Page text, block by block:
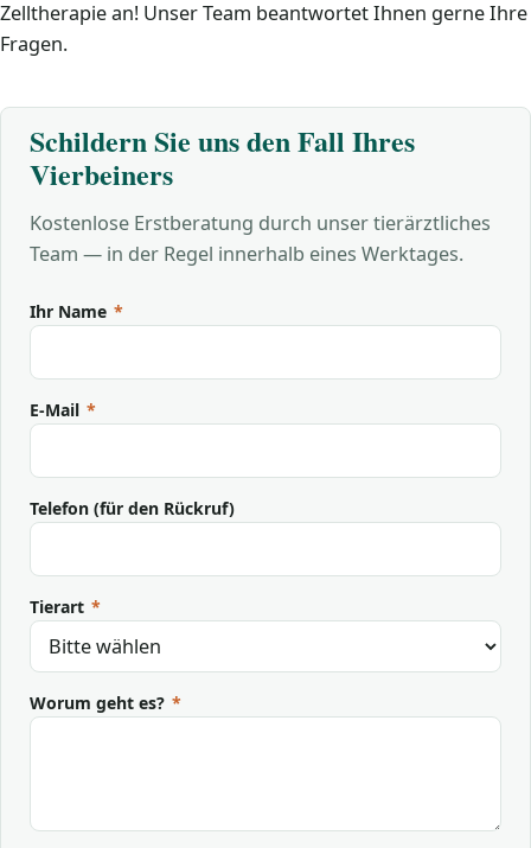
Zelltherapie an! Unser Team beantwortet Ihnen gerne Ihre
Fragen.
Schildern Sie uns den Fall Ihres
Vierbeiners
Kostenlose Erstberatung durch unser tierärztliches
Team — in der Regel innerhalb eines Werktages.
Ihr Name *
E-Mail *
Telefon (für den Rückruf)
Tierart *
Worum geht es? *